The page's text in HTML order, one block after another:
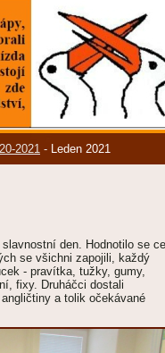
2021 - Leden 2021
den. Hodnotilo se
se všichni zapojili, každý
- pravítka, tužky, gumy,
fixy. Druháčci dostali
a tolik očekávané